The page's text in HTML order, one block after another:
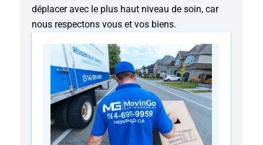
déplacer avec le plus haut niveau de soin, car
nous respectons vous et vos biens.